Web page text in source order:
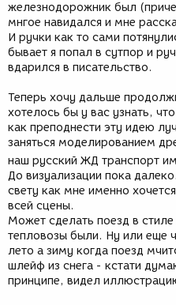
железнодорожник был
мнгое навидался и мне
И ручки как то сами
бывает я попал в сутпор и
вдарился в писательство.
Теперь хочу дальше
хотелось бы у вас узнать,
как преподнести эту идею
заняться моделированием
наш русский ЖД транспорт
До визуализации пока
свету как мне именно
всей сцены.
Может сделать поезд в
тепловозы были. Ну или еще
лето а зиму когда поезд
шлейф из снега - кстати
принципе, видел